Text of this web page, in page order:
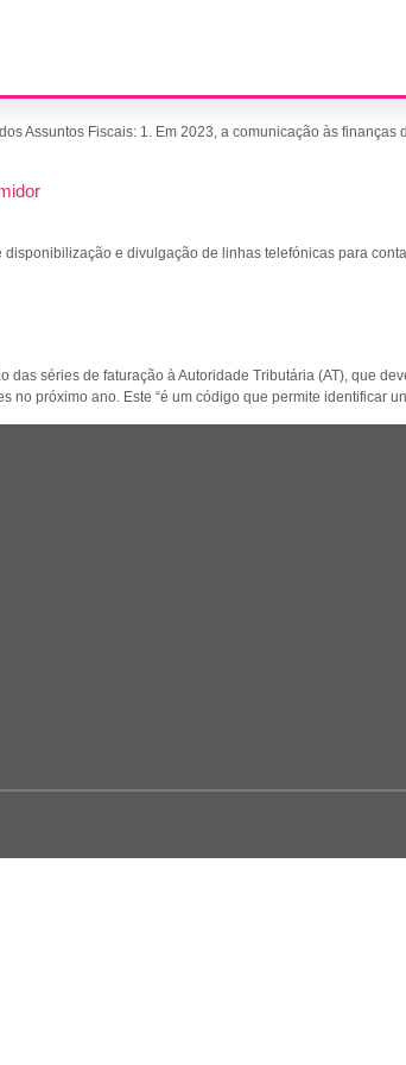
dos Assuntos Fiscais: 1. Em 2023, a
e divulgação de linhas telefónicas para
séries de faturação à Autoridade Tributária (AT), que
no próximo ano. Este “é um código que permite identificar